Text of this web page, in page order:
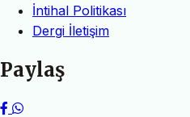
İntihal Politikası
Dergi İletişim
Paylaş